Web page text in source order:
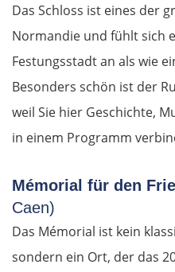
Das Schloss ist eines der
Normandie und fühlt sich
Festungsstadt an als wie
Besonders schön ist der
weil Sie hier Geschichte,
in einem Programm
Mémorial für den
Caen)
Das Mémorial ist kein
sondern ein Ort, der das